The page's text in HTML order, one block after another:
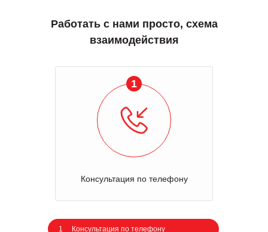
Работать с нами просто, схема
взаимодействия
1
Консультация по телефону
1 Консультация по телефону